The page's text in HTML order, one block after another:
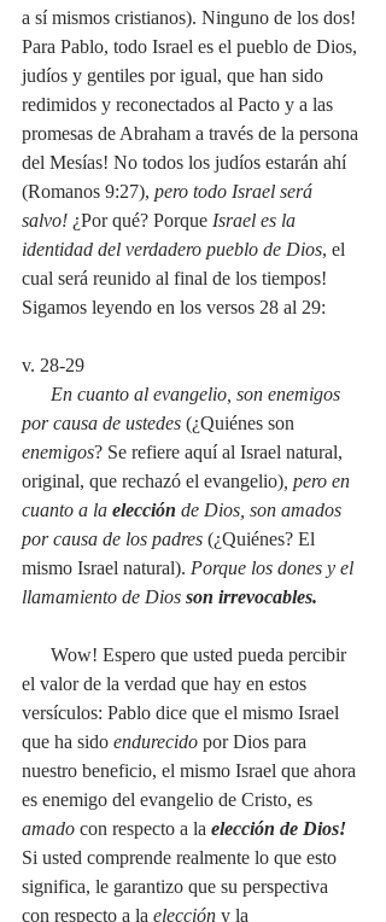
a sí mismos cristianos). Ninguno de los dos!
Para Pablo, todo Israel es el pueblo de Dios,
judíos y gentiles por igual, que han sido
redimidos y reconectados al Pacto y a las
promesas de Abraham a través de la persona
del Mesías! No todos los judíos estarán ahí
(Romanos 9:27), pero todo Israel será
salvo! ¿Por qué? Porque Israel es la
identidad del verdadero pueblo de Dios, el
cual será reunido al final de los tiempos!
Sigamos leyendo en los versos 28 al 29:
v. 28-29
En cuanto al evangelio, son enemigos
por causa de ustedes (¿Quiénes son
enemigos? Se refiere aquí al Israel natural,
original, que rechazó el evangelio) , pero en
cuanto a la elección de Dios, son amados
por causa de los padres (¿Quiénes? El
mismo Israel natural). Porque los dones y el
llamamiento de Dios son irrevocables.
Wow! Espero que usted pueda percibir
el valor de la verdad que hay en estos
versículos: Pablo dice que el mismo Israel
que ha sido endurecido por Dios para
nuestro beneficio, el mismo Israel que ahora
es enemigo del evangelio de Cristo, es
amado con respecto a la elección de Dios!
Si usted comprende realmente lo que esto
significa, le garantizo que su perspectiva
con respecto a la elección y la